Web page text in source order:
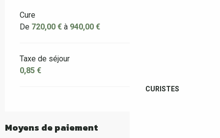
CURISTES
Cure
De 720,00 € à 940,00 €
Taxe de séjour
0,85 €
Moyens de paiement